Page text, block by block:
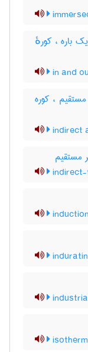
باره ، کورهٔ
in and
، کوره
indirect
مستقیم